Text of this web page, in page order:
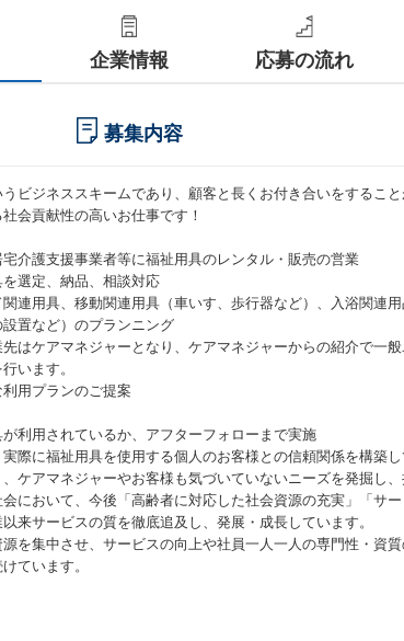
企業情報 応募の流れ
募集内容
ビジネススキームであり、顧客と長くお付き合いをするこ
会貢献性の高いお仕事です！
介護支援事業者等に福祉用具のレンタル・販売の営業
を選定、納品、相談対応
関連用具、移動関連用具（車いす、歩行器など）、入浴関連
設置など）のプランニング
先はケアマネジャーとなり、ケアマネジャーからの紹介で一
います。
用プランのご提案
利用されているか、アフターフォローまで実施
際に福祉用具を使用する個人のお客様との信頼関係を構築し
ケアマネジャーやお客様も気づいていないニーズを発掘し、
において、今後「高齢者に対応した社会資源の充実」「サ
来サービスの質を徹底追及し、発展・成長しています。
を集中させ、サービスの向上や社員一人一人の専門性・資
ています。